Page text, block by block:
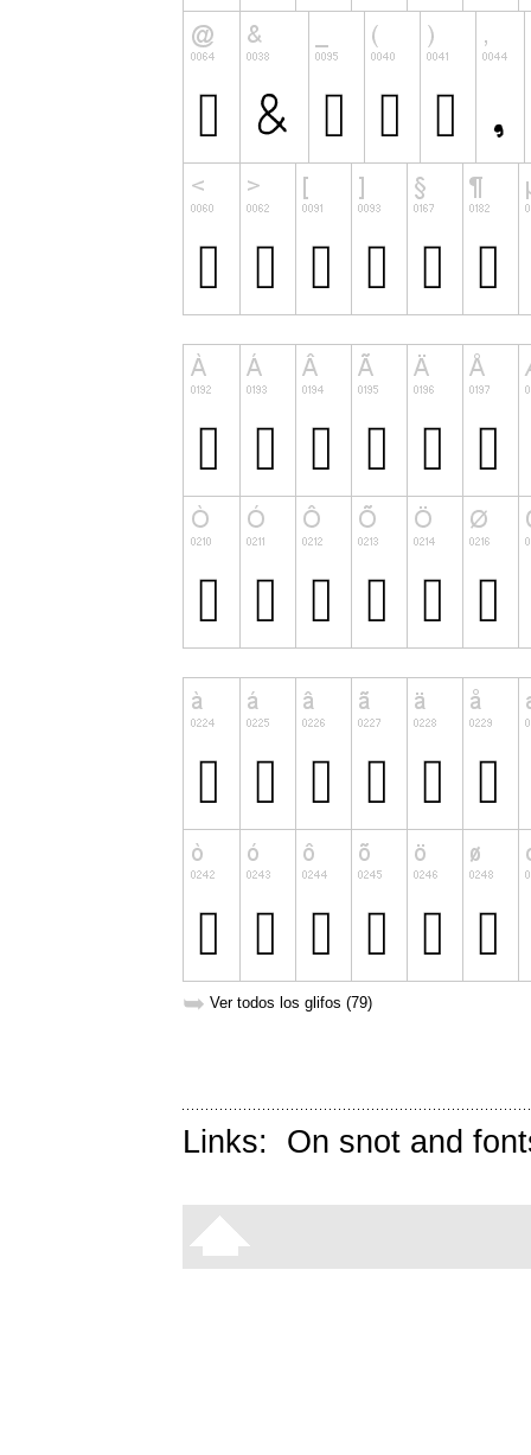
➥ Ver todos los glifos (79)
Links: On snot and